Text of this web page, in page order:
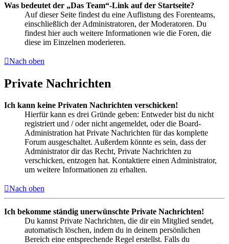
Was bedeutet der „Das Team“-Link auf der Startseite?
Auf dieser Seite findest du eine Auflistung des Forenteams,
einschließlich der Administratoren, der Moderatoren. Du
findest hier auch weitere Informationen wie die Foren, die
diese im Einzelnen moderieren.
Nach oben
Private Nachrichten
Ich kann keine Privaten Nachrichten verschicken!
Hierfür kann es drei Gründe geben: Entweder bist du nicht
registriert und / oder nicht angemeldet, oder die Board-
Administration hat Private Nachrichten für das komplette
Forum ausgeschaltet. Außerdem könnte es sein, dass der
Administrator dir das Recht, Private Nachrichten zu
verschicken, entzogen hat. Kontaktiere einen Administrator,
um weitere Informationen zu erhalten.
Nach oben
Ich bekomme ständig unerwünschte Private Nachrichten!
Du kannst Private Nachrichten, die dir ein Mitglied sendet,
automatisch löschen, indem du in deinem persönlichen
Bereich eine entsprechende Regel erstellst. Falls du